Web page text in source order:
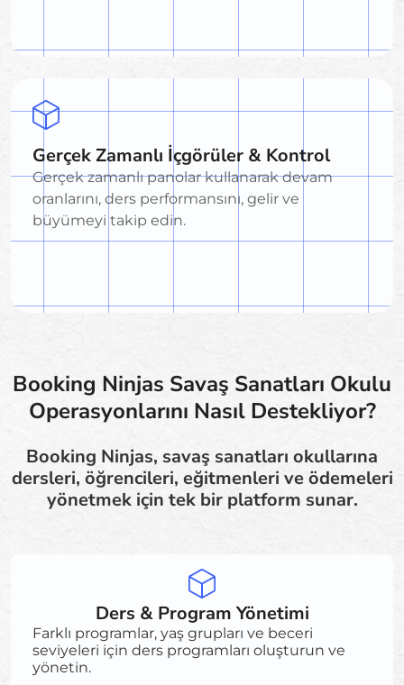
Gerçek Zamanlı İçgörüler & Kontrol
Gerçek zamanlı panolar kullanarak devam
oranlarını, ders performansını, gelir ve
büyümeyi takip edin.
Booking Ninjas Savaş Sanatları Okulu
Operasyonlarını Nasıl Destekliyor?
Booking Ninjas, savaş sanatları okullarına
dersleri, öğrencileri, eğitmenleri ve ödemeleri
yönetmek için tek bir platform sunar.
Ders & Program Yönetimi
Farklı programlar, yaş grupları ve beceri
seviyeleri için ders programları oluşturun ve
yönetin.